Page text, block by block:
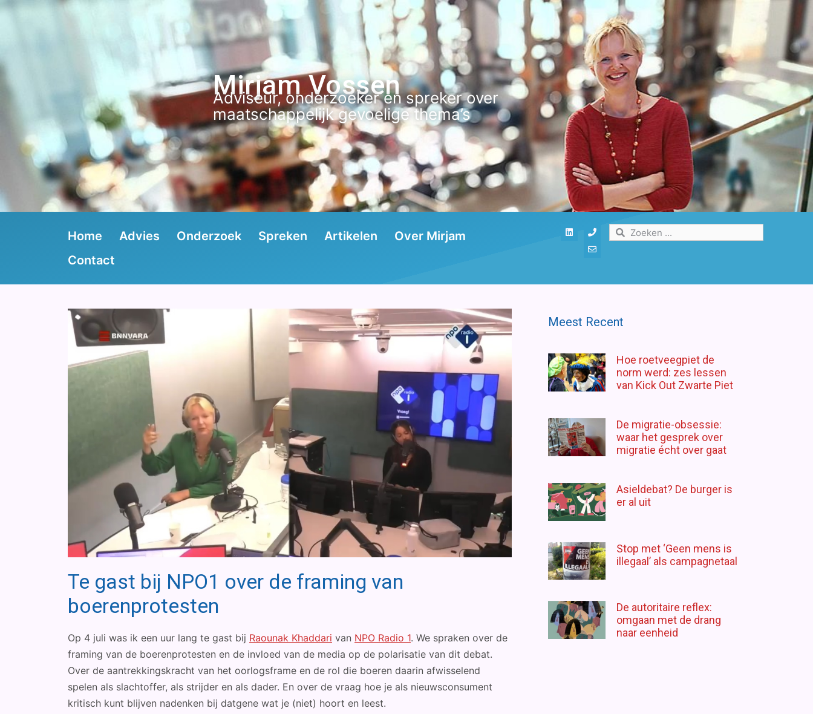
Mirjam Vossen
Adviseur, onderzoeker en spreker over
maatschappelijk gevoelige thema’s
Home Advies Onderzoek Spreken Artikelen
Over Mirjam
Contact
Te gast bij NPO1 over de framing van
boerenprotesten
Op 4 juli was ik een uur lang te gast bij Raounak Khaddari van NPO Radio 1. We spraken over de
framing van de boerenprotesten en de invloed van de media op de polarisatie van dit debat.
Over de aantrekkingskracht van het oorlogsframe en de rol die boeren daarin afwisselend
spelen als slachtoffer, als strijder en als dader. En over de vraag hoe je als nieuwsconsument
kritisch kunt blijven nadenken bij datgene wat je (niet) hoort en leest.
Meest Recent
Hoe roetveegpiet de
norm werd: zes lessen
van Kick Out Zwarte Piet
De migratie-obsessie:
waar het gesprek over
migratie écht over gaat
Asieldebat? De burger is
er al uit
Stop met ‘Geen mens is
illegaal’ als campagnetaal
De autoritaire reflex:
omgaan met de drang
naar eenheid